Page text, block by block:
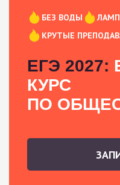
БЕЗ ВОДЫ
КРУТЫЕ
ЕГЭ 2027:
КУРС
ПО